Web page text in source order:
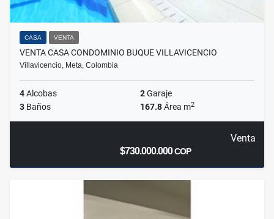
CASA VENTA
VENTA CASA CONDOMINIO BUQUE VILLAVICENCIO
Villavicencio, Meta, Colombia
4Alcobas 2Garaje
3 Baños 167.8Área m2
Venta
$730.000.000COP